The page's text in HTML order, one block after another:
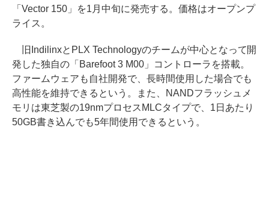
「Vector 150」を1月中旬に発売する。価格はオープンプ
ライス。
旧IndilinxとPLX Technologyのチームが中心となって開
発した独自の「Barefoot 3 M00」コントローラを搭載。
ファームウェアも自社開発で、長時間使用した場合でも
高性能を維持できるという。また、NANDフラッシュメ
モリは東芝製の19nmプロセスMLCタイプで、1日あたり
50GB書き込んでも5年間使用できるという。